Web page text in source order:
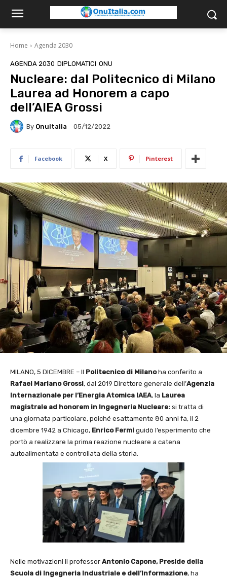
Home Agenda 2030
AGENDA 2030 DIPLOMATICI ONU
Nucleare: dal Politecnico di Milano
Laurea ad Honorem a capo
dell’AIEA Grossi
By OnuItalia 05/12/2022
Facebook X Pinterest
MILANO, 5 DICEMBRE – Il Politecnico di Milanoha conferito a
Rafael Mariano Grossi, dal 2019 Direttore generale dell’Agenzia
Internazionale per l’Energia Atomica IAEA, la Laurea
magistrale ad honorem in Ingegneria Nucleare: si tratta di
una giornata particolare, poiché esattamente 80 anni fa, il 2
dicembre 1942 a Chicago, Enrico Fermi guidò l’esperimento che
portò a realizzare la prima reazione nucleare a catena
autoalimentata e controllata della storia.
Nelle motivazioni il professor Antonio Capone, Preside della
Scuola di Ingegneria Industriale e dell’Informazione, ha